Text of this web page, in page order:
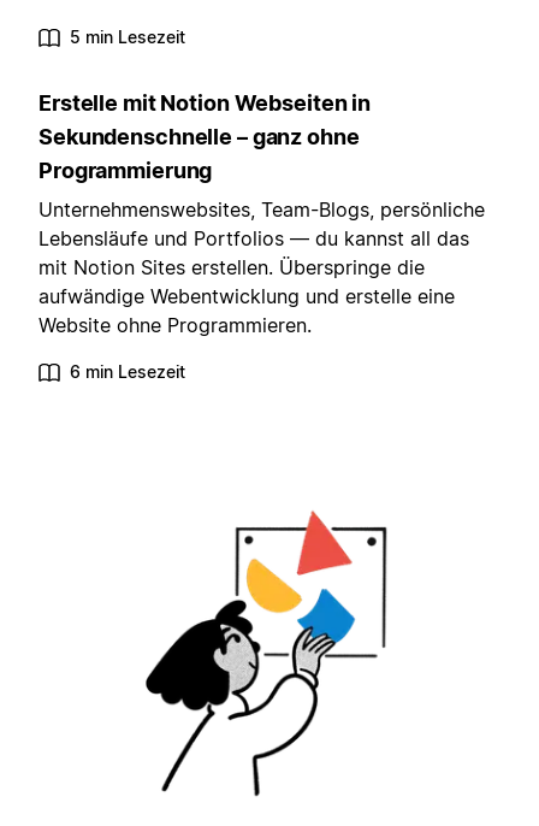
5 min Lesezeit
Erstelle mit Notion Webseiten in
Sekundenschnelle – ganz ohne
Programmierung
Unternehmenswebsites, Team-Blogs, persönliche
Lebensläufe und Portfolios — du kannst all das
mit Notion Sites erstellen. Überspringe die
aufwändige Webentwicklung und erstelle eine
Website ohne Programmieren.
6 min Lesezeit